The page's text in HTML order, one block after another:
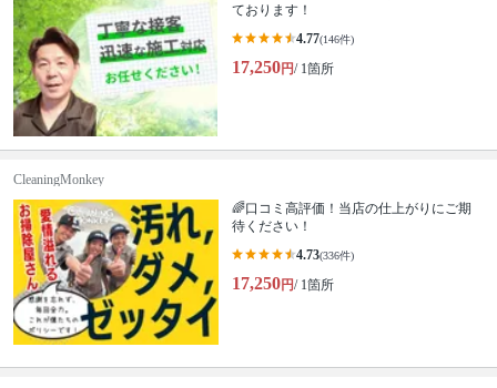
ております！
4.77(146件)
17,250円/ 1箇所
CleaningMonkey
🌈口コミ高評価！当店の仕上がりにご期
待ください！
4.73(336件)
17,250円/ 1箇所